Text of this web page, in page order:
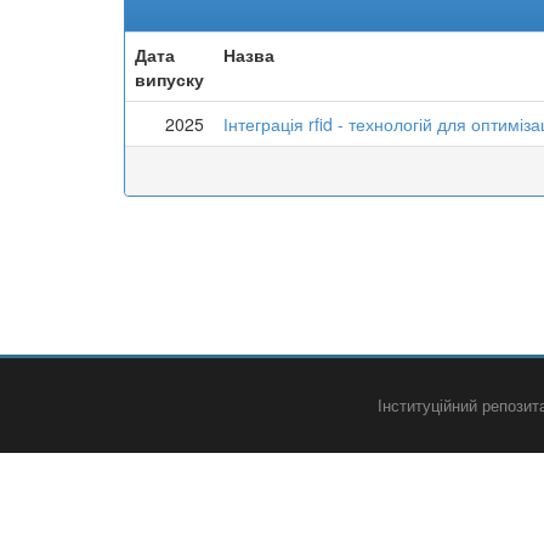
Дата
випуску
Назва
2025 Інтеграція rfid - технологій для
Інституційний